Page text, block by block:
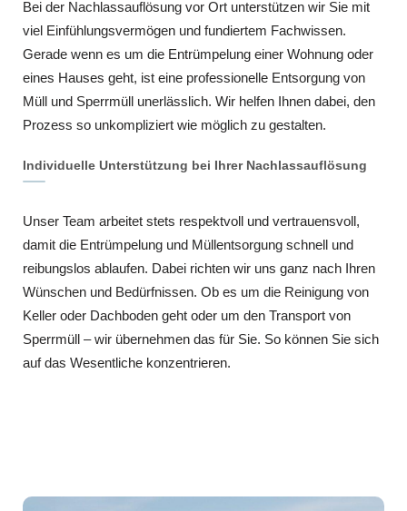
Bei der Nachlassauflösung vor Ort unterstützen wir Sie mit
viel Einfühlungsvermögen und fundiertem Fachwissen.
Gerade wenn es um die Entrümpelung einer Wohnung oder
eines Hauses geht, ist eine professionelle Entsorgung von
Müll und Sperrmüll unerlässlich. Wir helfen Ihnen dabei, den
Prozess so unkompliziert wie möglich zu gestalten.
Individuelle Unterstützung bei Ihrer Nachlassauflösung
Unser Team arbeitet stets respektvoll und vertrauensvoll,
damit die Entrümpelung und Müllentsorgung schnell und
reibungslos ablaufen. Dabei richten wir uns ganz nach Ihren
Wünschen und Bedürfnissen. Ob es um die Reinigung von
Keller oder Dachboden geht oder um den Transport von
Sperrmüll – wir übernehmen das für Sie. So können Sie sich
auf das Wesentliche konzentrieren.